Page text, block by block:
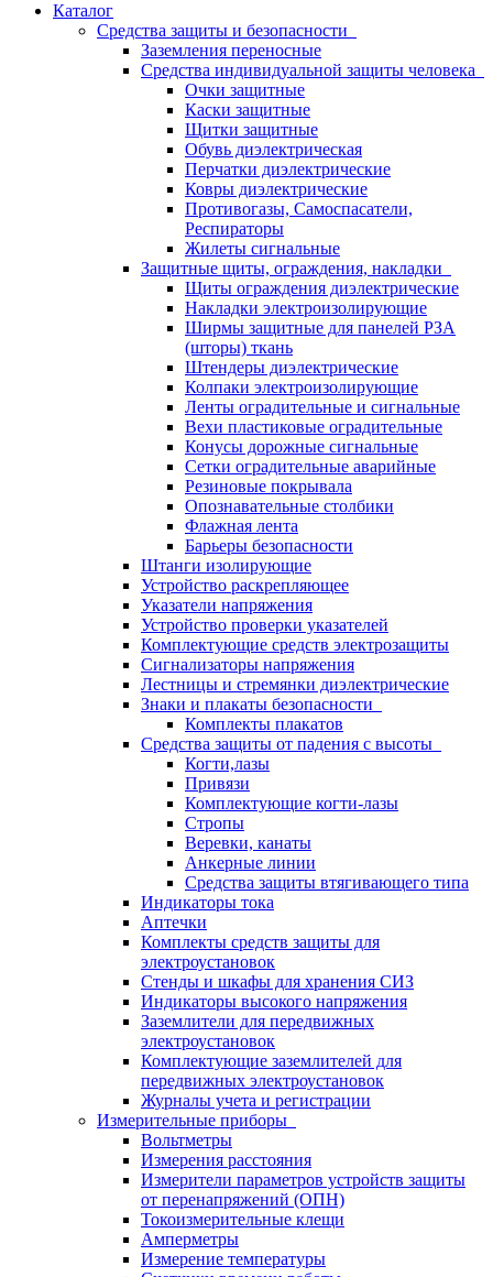
Каталог
Средства защиты и безопасности
Заземления переносные
Средства индивидуальной защиты человека
Очки защитные
Каски защитные
Щитки защитные
Обувь диэлектрическая
Перчатки диэлектрические
Ковры диэлектрические
Противогазы, Самоспасатели,
Респираторы
Жилеты сигнальные
Защитные щиты, ограждения, накладки
Щиты ограждения диэлектрические
Накладки электроизолирующие
Ширмы защитные для панелей РЗА
(шторы) ткань
Штендеры диэлектрические
Колпаки электроизолирующие
Ленты оградительные и сигнальные
Вехи пластиковые оградительные
Конусы дорожные сигнальные
Сетки оградительные аварийные
Резиновые покрывала
Опознавательные столбики
Флажная лента
Барьеры безопасности
Штанги изолирующие
Устройство раскрепляющее
Указатели напряжения
Устройство проверки указателей
Комплектующие средств электрозащиты
Сигнализаторы напряжения
Лестницы и стремянки диэлектрические
Знаки и плакаты безопасности
Комплекты плакатов
Средства защиты от падения с высоты
Когти,лазы
Привязи
Комплектующие когти-лазы
Стропы
Веревки, канаты
Анкерные линии
Средства защиты втягивающего типа
Индикаторы тока
Аптечки
Комплекты средств защиты для
электроустановок
Стенды и шкафы для хранения СИЗ
Индикаторы высокого напряжения
Заземлители для передвижных
электроустановок
Комплектующие заземлителей для
передвижных электроустановок
Журналы учета и регистрации
Измерительные приборы
Вольтметры
Измерения расстояния
Измерители параметров устройств защиты
от перенапряжений (ОПН)
Токоизмерительные клещи
Амперметры
Измерение температуры